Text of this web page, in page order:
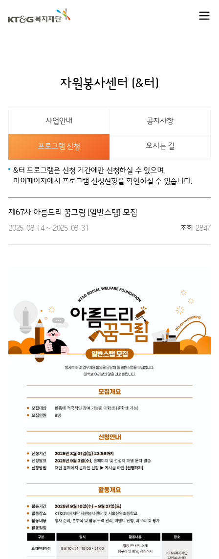
자원봉사센터 (&터)
사업안내 공지사항
프로그램 신청 오시는 길
&터 프로그램은 신청 기간에만 신청하실 수 있으며,
마이페이지에서 프로그램 신청현황을 확인하실 수 있습니다.
제67차 아름드리 꿈그림 [일반스탭] 모집
2025-08-14 ~ 2025-08-31 조회 2847